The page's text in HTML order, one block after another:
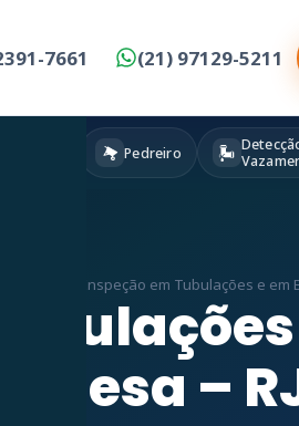
7661 (21) 97129-5211
Pedreiro
Vídeo Inspeção em Tubulações e em
–